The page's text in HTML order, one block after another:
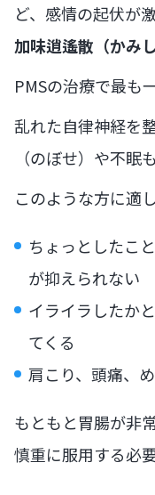
ど、感情の起伏が
加味逍遙散（かみ
PMSの治療で最も
乱れた自律神経を
（のぼせ）や不眠
このような方に適
ちょっとしたこ
が抑えられない
イライラしたか
てくる
肩こり、頭痛、
もともと胃腸が非
慎重に服用する必